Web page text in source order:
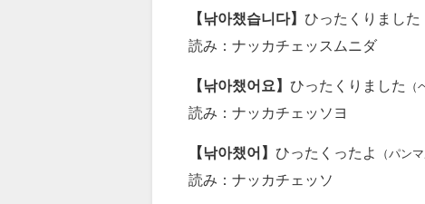
【낚아챘습니다】 ひったくりました
読み：ナッカチェッスムニダ
【낚아챘어요】 ひったくりました （
読み：ナッカチェッソヨ
【낚아챘어】 ひったくったよ （パンマ
読み：ナッカチェッソ